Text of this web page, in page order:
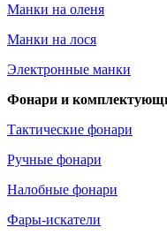
Манки на оленя
Манки на лося
Электронные манки
Фонари и
Тактические фонари
Ручные фонари
Налобные фонари
Фары-искатели